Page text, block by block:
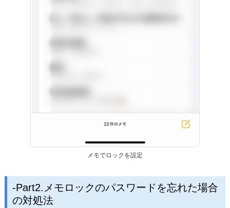
メモでロックを設定
-Part2.メモロックのパスワードを忘れた場合
の対処法